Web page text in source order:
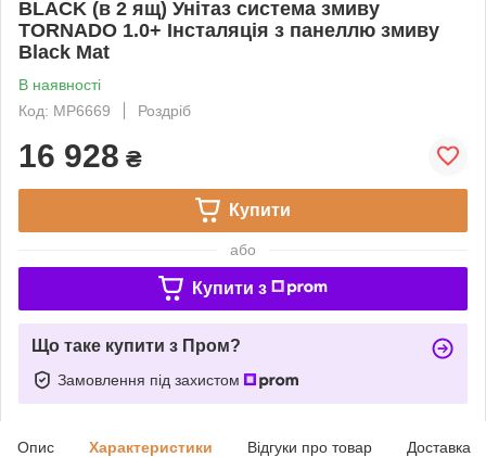
BLACK (в 2 ящ) Унітаз система змиву
TORNADO 1.0+ Інсталяція з панеллю змиву
Black Mat
В наявності
Код: MP6669
Роздріб
16 928 ₴
Купити
або
Купити з
Що таке купити з Пром?
Замовлення під захистом
Опис Характеристики Відгуки про товар Доставка